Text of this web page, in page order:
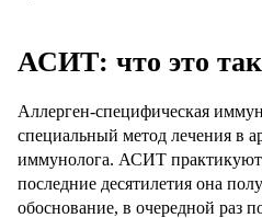
АСИТ: что это
Аллерген-специфическая
специальный метод лечения в
иммунолога. АСИТ практикуют
последние десятилетия она
обоснование, в очередной раз